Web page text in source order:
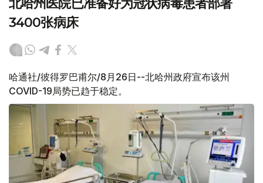
北哈州医院已准备好为冠状病毒患者部署
3400张病床
哈通社/彼得罗巴甫尔/8月26日--北哈州政府宣布该州
COVID-19局势已趋于稳定。